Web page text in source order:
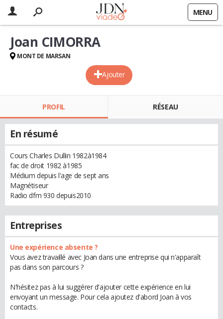
MENU
Ajouter
Joan CIMORRA
MONT DE MARSAN
PROFIL RÉSEAU
En résumé
Cours Charles Dullin 1982à1984
fac de droit 1982 à1985
Médium depuis l'age de sept ans
Magnétiseur
Radio dfm 930 depuis2010
Entreprises
Une expérience absente ?
Vous avez travaillé avec Joan dans une entreprise qui n'apparaît
pas dans son parcours ?
N'hésitez pas à lui suggérer d'ajouter cette expérience en lui
envoyant un message. Pour cela ajoutez d'abord Joan à vos
contacts.